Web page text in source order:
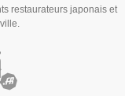
restaurateurs japonais et